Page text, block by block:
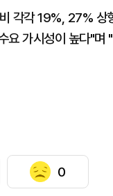
각각 19%, 27% 상
요 가시성이 높다"
0